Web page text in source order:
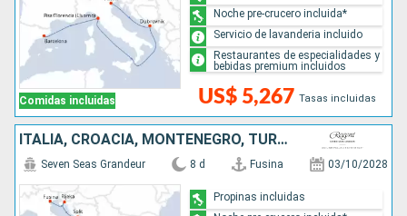
Comidas incluidas US$ 5,267 Tasas incluidas
Noche pre-crucero incluida*
Servicio de lavanderia incluido
Restaurantes de especialidades y
bebidas premium incluidos
ITALIA, CROACIA, MONTENEGRO, TURQUÍA, GRECIA
Seven Seas Grandeur 8 d Fusina 03/10/2028
Propinas incluidas